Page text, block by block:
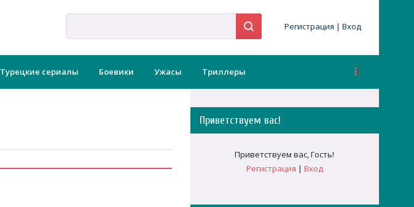
Регистрация | Вход
Турецкие сериалы Боевики Ужасы Триллеры
Приветствуем вас!
Приветствуем вас,Гость!
Регистрация | Вход